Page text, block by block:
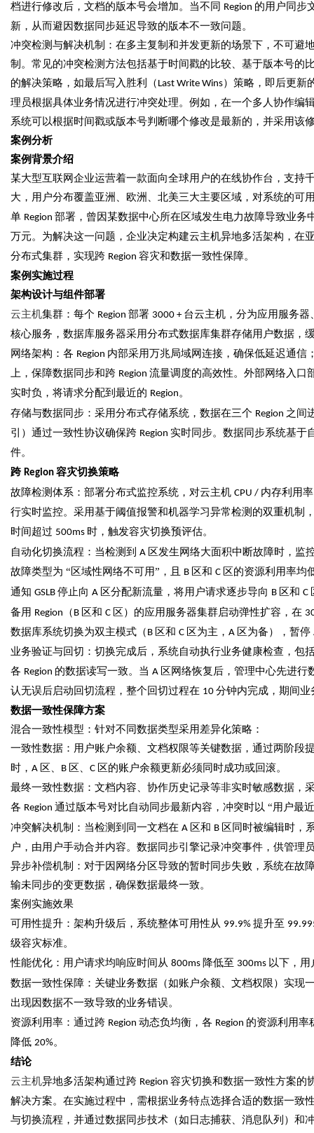
档进行修改后，文档的版本号会增加。当不同 Region 的用户同步
新，从而避因数据同步延迟导致的版本不一致问题。
冲突检测与解决机制：在多主复制和并发更新的场景下，不可避
制。常见的冲突检测方法包括基于时间戳的比较、基于版本号的
的解决策略，如最后写入胜利（ Last Write Wins）策略，即后更新
理员根据具体业务情况进行冲突处理。例如，在一个多人协作编
系统可以根据时间戳或版本号判断哪个修改是最新的，并采用该
案例分析
案例背景介绍
某大型互联网企业运营着一款面向全球用户的在线协作台，支持
大，用户分布覆盖亚洲、欧洲、北美三大主要区域，对系统的可
单 Region 部署，曾因某数据中心所在区域发生电力故障导致业务
万元。为解决这一问题，企业决定构建云主机异地多活架构，在
分布式集群，实现跨 Region 容灾和数据一致性保障。
案例实施过程
架构设计与组件部署
云主机集群：每个 Region 部署 3000 + 台云主机，分为应用服务
核心服务，数据库服务器采用分布式数据库集群存储用户数据，
网络架构：各 Region 内部采用万兆局域网连接，确保低延迟通信
上，保障数据同步和跨 Region 流量调度的高效性。外部网络入口
实时负，将请求分配到最近的 Region 。
存储与数据同步：采用分布式存储系统，数据在三个 Region 之间
引）通过一致性协议确保跨 Region 实时同步。数据同步系统基于
件。
跨 Region 容灾切换策略
故障检测体系：部署分布式监控系统，对云主机 CPU / 内存利用
行实时监控。采用基于阈值报警和机器学习异常检测的双重机制
时间超过 500ms 时，触发容灾切换预评估。
自动化切换流程：当检测到 A 区发生网络大面积中断故障时，监
故障类型为 “区域性网络不可用”，且 B 区和 C 区的资源利用率均
通知 GSLB 停止向 A 区分配新流量，将用户请求逐步导向 B 区和 C
备用 Region （ B 区和 C 区）的应用服务器集群启动弹性扩容，在
数据库系统切换为双主模式（ B 区和 C 区为主， A 区为备），暂停
业务验证与回切：切换完成后，系统自动执行业务健康检查，包
各 Region 的数据读写一致。当 A 区网络恢复后，管理中心先进
认无误后启动回切流程，整个回切过程在 10 分钟内完成，期间业
数据一致性保障方案
混合一致性模型：针对不同数据类型采用差异化策略：
一致性数据：用户账户余额、文档权限等关键数据，通过两阶段
时， A 区、 B 区、 C 区的账户余额更新必须同时成功或回滚。
最终一致性数据：文档内容、协作历史记录等非实时敏感数据，
各 Region 通过版本号对比自动同步最新内容，冲突时以 “用户最
冲突解决机制：当检测到同一文档在 A 区和 B 区同时被编辑时，
户，由用户手动合并内容。数据同步引擎记录冲突事件，供管理
异步补偿机制：对于因网络分区导致的暂时同步失败，系统在故
输未同步的变更数据，确保数据最终一致。
案例实施效果
可用性提升：架构升级后，系统整体可用性从 99.9% 提升至
级容灾标准。
性能优化：用户请求均响应时间从 800ms 降低至 300ms 以下，
数据一致性保障：关键业务数据（如账户余额、文档权限）实现
出现因数据不一致导致的业务错误。
资源利用率：通过跨 Region 动态负均衡，各 Region 的资源利用率
降低 20%。
结论
云主机异地多活架构通过跨 Region 容灾切换和数据一致性方案的
解决方案。在实施过程中，需根据业务特点选择合适的数据一致
与切换流程，并通过数据同步技术（如日志捕获、消息队列）和